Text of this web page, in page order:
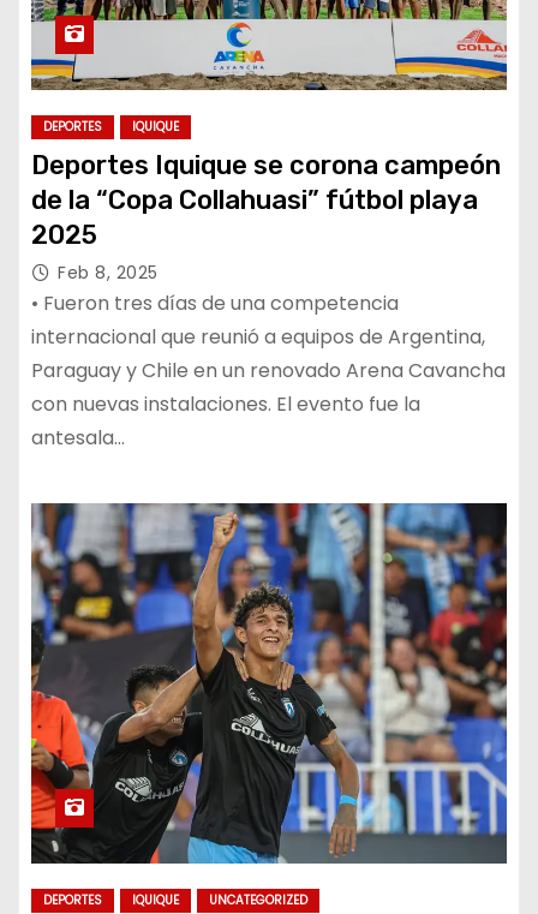
DEPORTES IQUIQUE
Deportes Iquique se corona campeón
de la “Copa Collahuasi” fútbol playa
2025
Feb 8, 2025
• Fueron tres días de una competencia
internacional que reunió a equipos de Argentina,
Paraguay y Chile en un renovado Arena Cavancha
con nuevas instalaciones. El evento fue la
antesala…
DEPORTES IQUIQUE UNCATEGORIZED